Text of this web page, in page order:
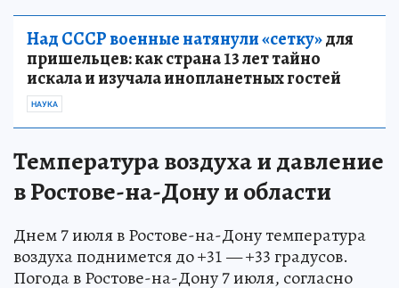
Над СССР военные натянули «сетку»для
пришельцев: как страна 13 лет тайно
искала и изучала инопланетных гостей
НАУКА
Температура воздуха и давление
в Ростове-на-Дону и области
Днем 7 июля в Ростове-на-Дону температура
воздуха поднимется до +31 — +33 градусов.
Погода в Ростове-на-Дону 7 июля, согласно